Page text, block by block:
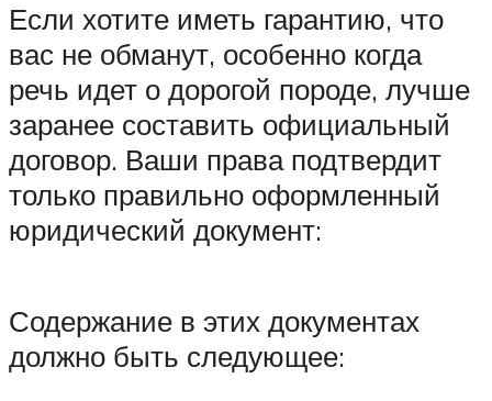
Если хотите иметь гарантию, что
вас не обманут, особенно когда
речь идет о дорогой породе, лучше
заранее составить официальный
договор. Ваши права подтвердит
только правильно оформленный
юридический документ:
Содержание в этих документах
должно быть следующее: